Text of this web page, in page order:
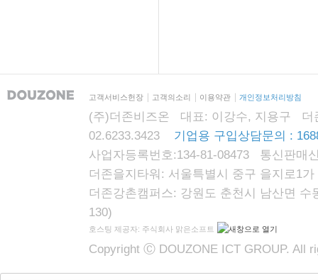
고객서비스헌장 고객의소리 이용약관 개인정보처리방침
(주)더존비즈온 대표: 이강수, 지용구 더
02.6233.3423 기업용 구입상담문의 :
사업자등록번호:134-81-08473 통신판매
더존을지타워: 서울특별시 중구 을지로1
더존강촌캠퍼스: 강원도 춘천시 남산면
130)
호스팅 제공자: 주식회사 맑은소프트
Copyright Ⓒ DOUZONE ICT GROUP. All